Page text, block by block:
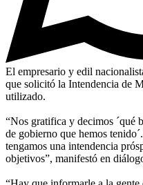
El empresario y edil
que solicitó la Intendencia de
utilizado.
“Nos gratifica y decimos ´qué
de gobierno que hemos
tengamos una intendencia
objetivos”, manifestó en